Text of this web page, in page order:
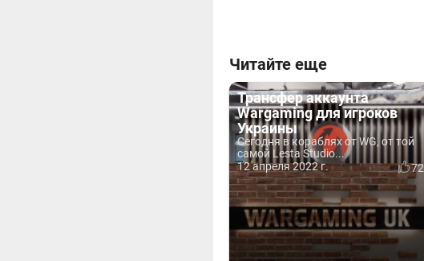
Читайте еще
Трансфер аккаунта
Wargaming для игроков
Украины
Сегодня в кораблях от WG, от той
самой Lesta Studio...
12 апреля 2022 г.
72